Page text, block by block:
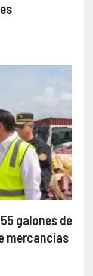
galones de
mercancías